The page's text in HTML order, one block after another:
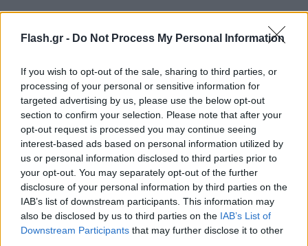
Flash.gr - Do Not Process My Personal Information
If you wish to opt-out of the sale, sharing to third parties, or
processing of your personal or sensitive information for
targeted advertising by us, please use the below opt-out
section to confirm your selection. Please note that after your
opt-out request is processed you may continue seeing
interest-based ads based on personal information utilized by
us or personal information disclosed to third parties prior to
your opt-out. You may separately opt-out of the further
disclosure of your personal information by third parties on the
IAB’s list of downstream participants. This information may
also be disclosed by us to third parties on the IAB’s List of
Downstream Participants that may further disclose it to other